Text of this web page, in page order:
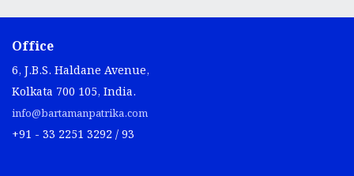
Office
6, J.B.S. Haldane Avenue,
Kolkata 700 105, India.
info@bartamanpatrika.com
+91 - 33 2251 3292 / 93